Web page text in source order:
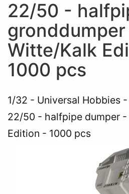
22/50 -
Witte/Kalk
1000 pcs
1/32
Universal Hobbies
22/50 - halfpipe dumper
Edition - 1000 pcs